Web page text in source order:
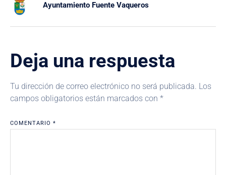
Ayuntamiento Fuente Vaqueros
Deja una respuesta
Tu dirección de correo electrónico no será publicada. Los
campos obligatorios están marcados con *
COMENTARIO *